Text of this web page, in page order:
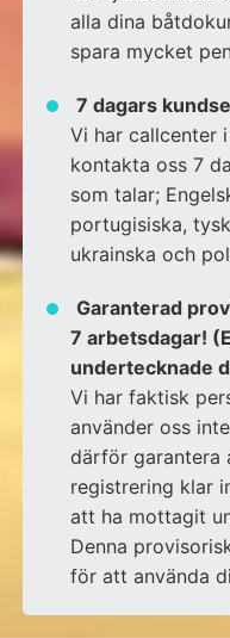
alla dina
spara mycket
7 dagars
Vi har callcenter
kontakta oss 7
som talar;
portugisiska,
ukrainska och
Garanterad
7 arbetsdagar!
undertecknade
Vi har faktisk
använder oss
därför garantera
registrering klar
att ha mottagit
Denna
för att använda